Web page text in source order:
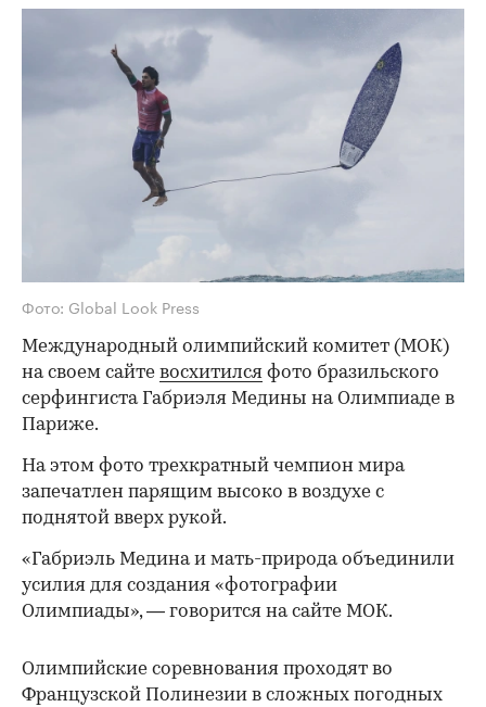
Фото: Global Look Press
Международный олимпийский комитет (МОК)
на своем сайте восхитился фото бразильского
серфингиста Габриэля Медины на Олимпиаде в
Париже.
На этом фото трехкратный чемпион мира
запечатлен парящим высоко в воздухе с
поднятой вверх рукой.
«Габриэль Медина и мать-природа объединили
усилия для создания «фотографии
Олимпиады», — говорится на сайте МОК.
Олимпийские соревнования проходят во
Французской Полинезии в сложных погодных